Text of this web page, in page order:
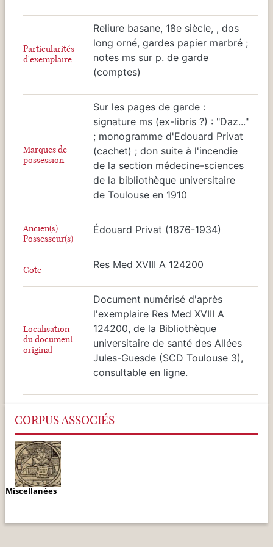
Particularités
d'exemplaire
Reliure basane, 18e siècle, , dos
long orné, gardes papier marbré ;
notes ms sur p. de garde
(comptes)
Marques de
possession
Sur les pages de garde :
signature ms (ex-libris ?) : "Daz..."
; monogramme d'Edouard Privat
(cachet) ; don suite à l'incendie
de la section médecine-sciences
de la bibliothèque universitaire
de Toulouse en 1910
Ancien(s)
Possesseur(s)
Édouard Privat (1876-1934)
Cote Res Med XVIII A 124200
Localisation
du document
original
Document numérisé d'après
l'exemplaire Res Med XVIII A
124200, de la Bibliothèque
universitaire de santé des Allées
Jules-Guesde (SCD Toulouse 3),
consultable en ligne.
CORPUS ASSOCIÉS
Miscellanées